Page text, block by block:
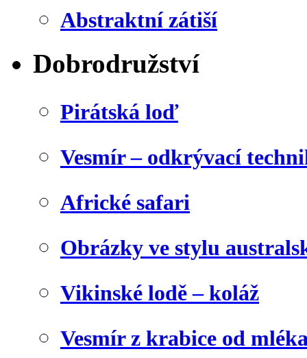
Abstraktní zátiší
Dobrodružství
Pirátská loď
Vesmír – odkrývací
Africké safari
Obrázky ve stylu
Vikinské lodě – koláž
Vesmír z krabice od